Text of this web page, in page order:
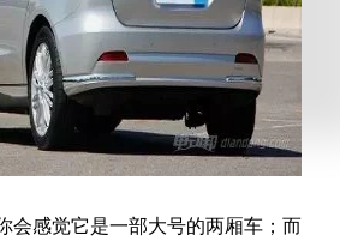
会感觉它是一部大号的两厢车；而